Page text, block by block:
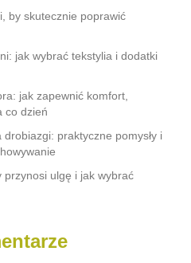
by skutecznie poprawić
jak wybrać tekstylia i dodatki
jak zapewnić komfort,
co dzień
praktyczne pomysły i
przynosi ulgę i jak wybrać